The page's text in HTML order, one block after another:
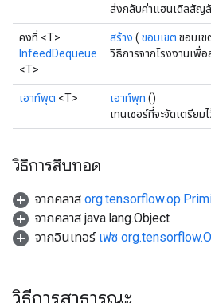
ส่งกลับค่าแฮนเดิลสัญ
คงที่ <T>
InfeedDequeue
<T>
สร้าง ( ขอบเขต ขอบเข
วิธีการจากโรงงานเพื่
เอาท์พุต <T> เอาท์พุท ()
เทนเซอร์ที่จะจัดเตรียม
วิธีการสืบทอด
จากคลาส
จากคลาส java.lang.Object
จากอินเทอร์ เฟซ
วิธีการสาธารณะ